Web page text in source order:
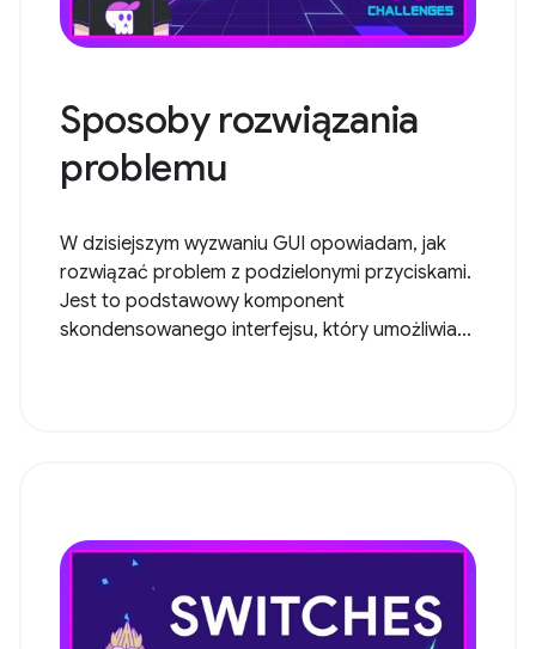
Sposoby rozwiązania
problemu
W dzisiejszym wyzwaniu GUI opowiadam, jak
rozwiązać problem z podzielonymi przyciskami.
Jest to podstawowy komponent
skondensowanego interfejsu, który umożliwia...